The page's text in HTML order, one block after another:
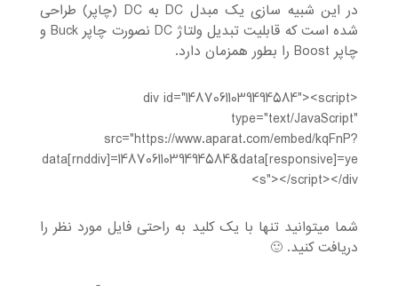
در این شبیه سازی یک مبدل DC به DC (چاپر) طراحی
شده است که قابلیت تبدیل ولتاژ DC نصورت چاپر Buck و
چاپر Boost را بطور همزمان دارد.
<div id="14870611039494584"><script
type="text/JavaScript"
src="https://www.aparat.com/embed/kqFnP?
data[rnddiv]=14870611039494584&data[responsive]=ye
s"></script></div>
شما میتوانید تنها با یک کلید به راحتی فایل مورد نظر را
دریافت کنید. 🙂